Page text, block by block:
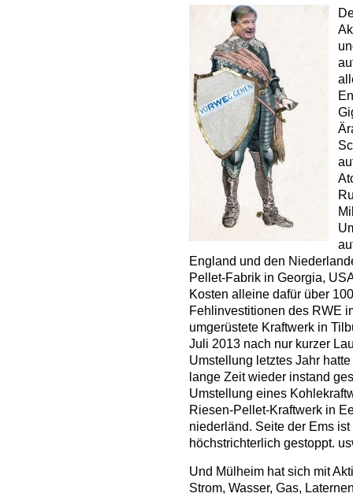
England und den
Pellet-Fabrik in Georgia,
Kosten alleine dafür über
Fehlinvestitionen des RWE
umgerüstete Kraftwerk in
Juli 2013 nach nur kurzer
Umstellung letztes Jahr
lange Zeit wieder instand
Umstellung eines
Riesen-Pellet-Kraftwerk in
niederländ. Seite der Ems
höchstrichterlich
Und Mülheim hat sich mit
Strom, Wasser, Gas,